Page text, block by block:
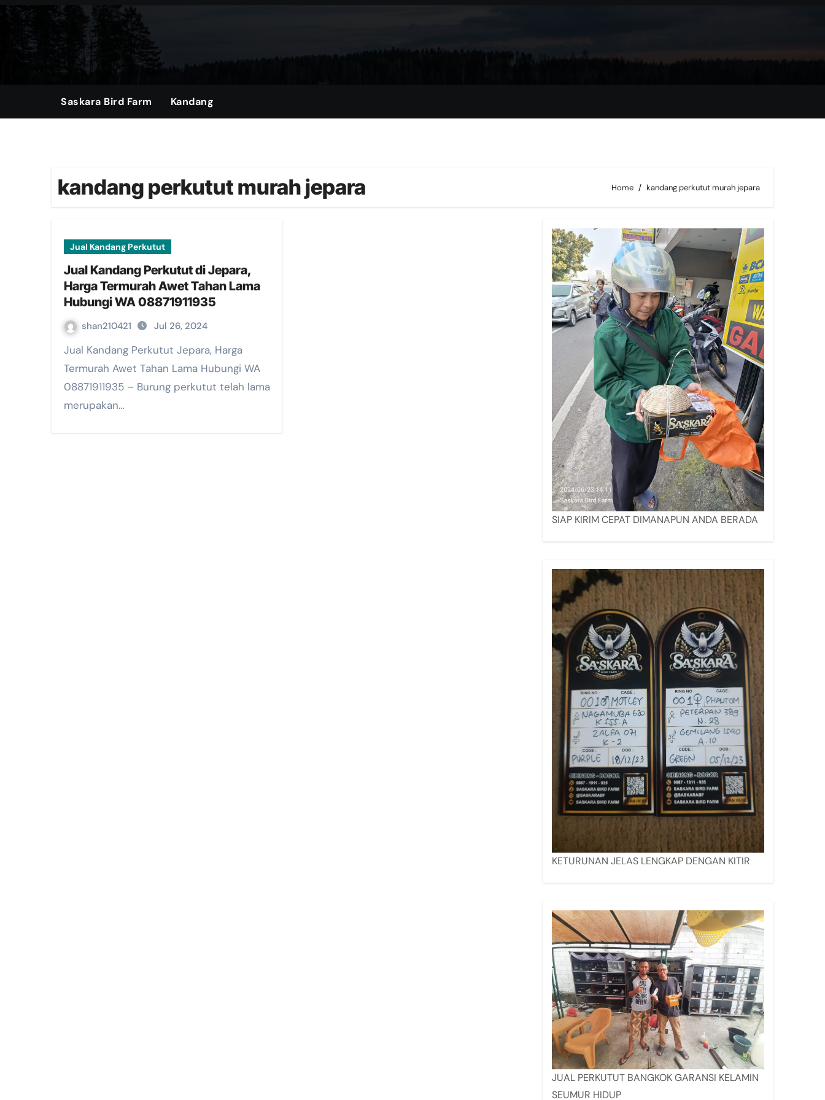
Skip
content
Saskara Bird Farm Kandang
kandang perkutut murah jepara Home kandang perkutut murah jepara
Jual Kandang Perkutut
Jual Kandang Perkutut di Jepara,
Harga Termurah Awet Tahan Lama
Hubungi WA 08871911935
shan210421 Jul 26, 2024
Jual Kandang Perkutut Jepara, Harga
Termurah Awet Tahan Lama Hubungi WA
08871911935 – Burung perkutut telah lama
merupakan…
SIAP KIRIM CEPAT DIMANAPUN ANDA BERADA
KETURUNAN JELAS LENGKAP DENGAN KITIR
JUAL PERKUTUT BANGKOK GARANSI KELAMIN
SEUMUR HIDUP